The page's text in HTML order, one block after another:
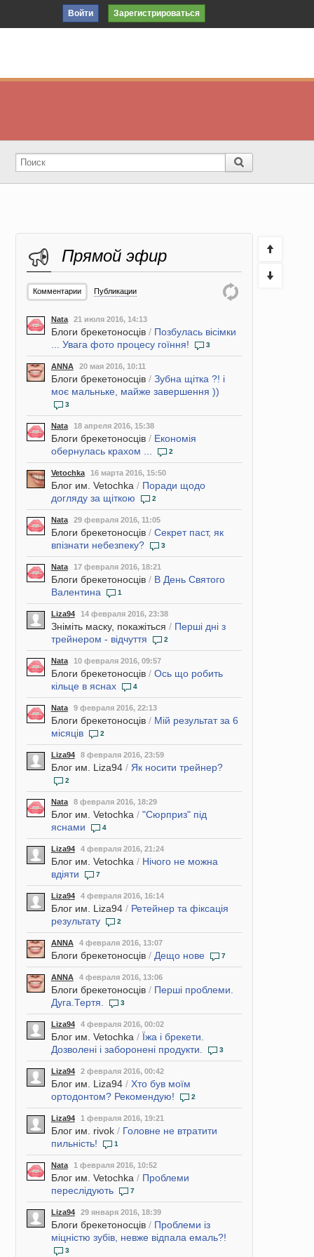
Войти Зарегистрироваться
Прямой эфир
Комментарии Публикации
Nata 21 июля 2016, 14:13
Блоги брекетоносців/ Позбулась вісімки
... Увага фото процесу гоїння!
3
ANNA 20 мая 2016, 10:11
Блоги брекетоносців/ Зубна щітка ?! і
моє мальньке, майже завершення ))
3
Nata 18 апреля 2016, 15:38
Блоги брекетоносців/ Економія
обернулась крахом ...
2
Vetochka 16 марта 2016, 15:50
Блог им. Vetochka / Поради щодо
догляду за щіткою
2
Nata 29 февраля 2016, 11:05
Блоги брекетоносців/ Секрет паст, як
впізнати небезпеку?
3
Nata 17 февраля 2016, 18:21
Блоги брекетоносців/ В День Святого
Валентина
1
Liza94 14 февраля 2016, 23:38
Зніміть маску, покажіться / Перші дні з
трейнером - відчуття
2
Nata 10 февраля 2016, 09:57
Блоги брекетоносців/ Ось що робить
кільце в яснах
4
Nata 9 февраля 2016, 22:13
Блоги брекетоносців/ Мій результат за 6
місяців
2
Liza94 8 февраля 2016, 23:59
Блог им. Liza94/ Як носити трейнер?
2
Nata 8 февраля 2016, 18:29
Блог им. Vetochka / "Сюрприз" під
яснами
4
Liza94 4 февраля 2016, 21:24
Блог им. Vetochka / Нічого не можна
вдіяти
7
Liza94 4 февраля 2016, 16:14
Блог им. Liza94/ Ретейнер та фіксація
результату
2
ANNA 4 февраля 2016, 13:07
Блоги брекетоносців/ Дещо нове 7
ANNA 4 февраля 2016, 13:06
Блоги брекетоносців/ Перші проблеми.
Дуга.Тертя.
3
Liza94 4 февраля 2016, 00:02
Блог им. Vetochka / Їжа і брекети.
Дозволені і заборонені продукти.
3
Liza94 2 февраля 2016, 00:42
Блог им. Liza94/ Хто був моїм
ортодонтом? Рекомендую!
2
Liza94 1 февраля 2016, 19:21
Блог им. rivok/ Головне не втратити
пильність!
1
Nata 1 февраля 2016, 10:52
Блог им. Vetochka / Проблеми
переслідують
7
Liza94 29 января 2016, 18:39
Блоги брекетоносців/ Проблеми із
міцністю зубів, невже відпала емаль?!
3